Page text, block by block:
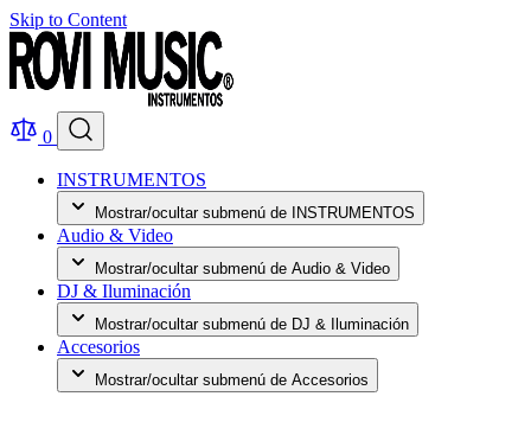
Skip to Content
0
INSTRUMENTOS
Mostrar/ocultar submenú de INSTRUMENTOS
Audio & Video
Mostrar/ocultar submenú de Audio & Video
DJ & Iluminación
Mostrar/ocultar submenú de DJ & Iluminación
Accesorios
Mostrar/ocultar submenú de Accesorios